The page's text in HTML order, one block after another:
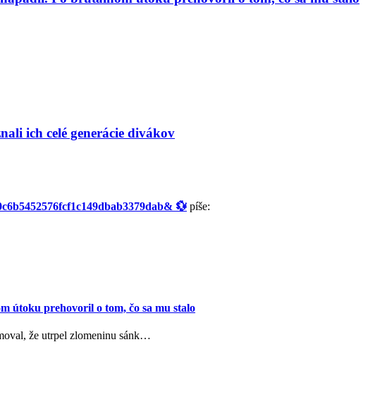
ich celé generácie divákov
💱 píše:
útoku prehovoril o tom, čo sa mu stalo
že utrpel zlomeninu sánk…